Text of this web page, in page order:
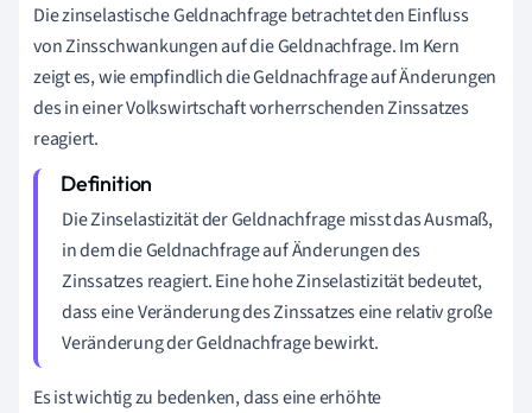
Die zinselastische Geldnachfrage betrachtet den Einfluss
von Zinsschwankungen auf die Geldnachfrage. Im Kern
zeigt es, wie empfindlich die Geldnachfrage auf Änderungen
des in einer Volkswirtschaft vorherrschenden Zinssatzes
reagiert.
Die Zinselastizität der Geldnachfrage misst das Ausmaß,
in dem die Geldnachfrage auf Änderungen des
Zinssatzes reagiert. Eine hohe Zinselastizität bedeutet,
dass eine Veränderung des Zinssatzes eine relativ große
Veränderung der Geldnachfrage bewirkt.
Es ist wichtig zu bedenken, dass eine erhöhte